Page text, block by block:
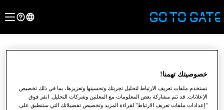
خصوصيتك تهمنا!
نستخدم ملفات تعريف الارتباط لتحليل تجربتك وتحسينها وتعزيزها، بما في ذلك تخصيص
الإعلانات. قد تتم مشاركة بعض المعلومات مع المعلنين وشركات التحليل. انقر فوق
"إعدادات ملفات تعريف الارتباط" لقراءة المزيد وتخصيص تفضيلاتك التي ستنطبق على